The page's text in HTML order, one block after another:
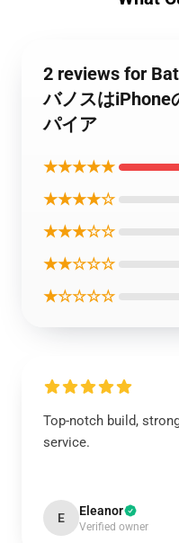
2 reviews for
バノスはiPhone
パイア
★★★★★
★★★★☆
★★★☆☆
★★☆☆☆
★☆☆☆☆
Top-notch build,
service.
E Eleanor
Verified owner